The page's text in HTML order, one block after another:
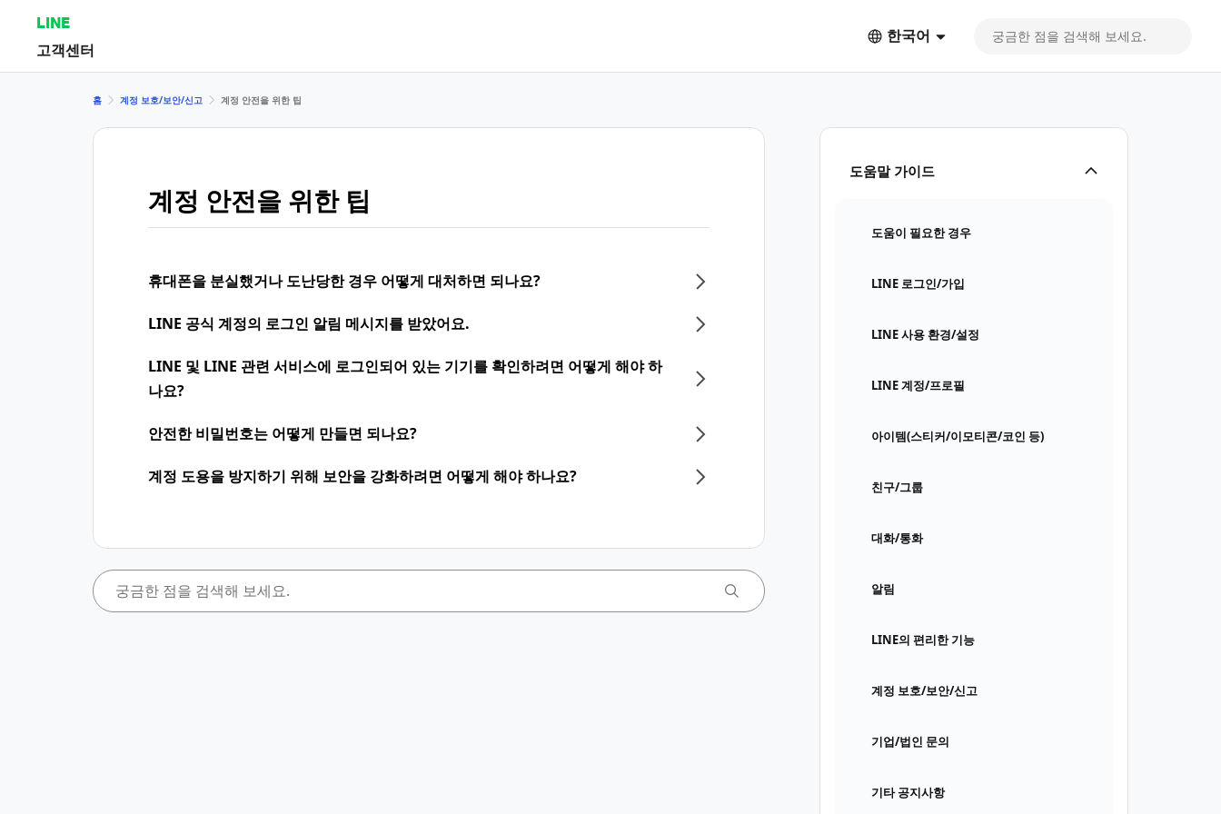
LINE
고객센터
한국어
도움말 가이드
도움이 필요한 경우
LINE 로그인/가입
LINE 사용 환경/설정
LINE 계정/프로필
아이템(스티커/이모티콘/코인 등)
친구/그룹
대화/통화
알림
LINE의 편리한 기능
계정 보호/보안/신고
기업/법인 문의
기타 공지사항
홈 계정 보호/보안/신고 계정 안전을 위한 팁
계정 안전을 위한 팁
휴대폰을 분실했거나 도난당한 경우 어떻게 대처하면 되나요?
LINE 공식 계정의 로그인 알림 메시지를 받았어요.
LINE 및 LINE 관련 서비스에 로그인되어 있는 기기를 확인하려면 어떻게 해야 하
나요?
안전한 비밀번호는 어떻게 만들면 되나요?
계정 도용을 방지하기 위해 보안을 강화하려면 어떻게 해야 하나요?